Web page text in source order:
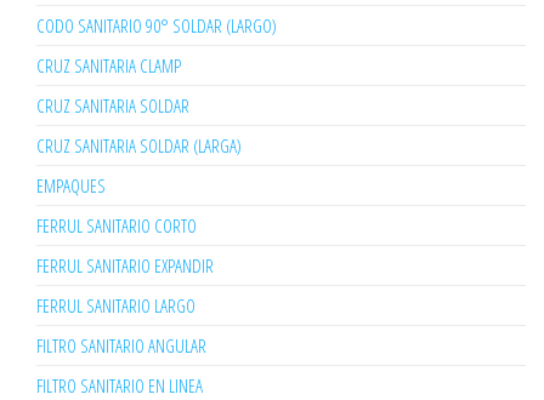
CODO SANITARIO 90° SOLDAR (LARGO)
CRUZ SANITARIA CLAMP
CRUZ SANITARIA SOLDAR
CRUZ SANITARIA SOLDAR (LARGA)
EMPAQUES
FERRUL SANITARIO CORTO
FERRUL SANITARIO EXPANDIR
FERRUL SANITARIO LARGO
FILTRO SANITARIO ANGULAR
FILTRO SANITARIO EN LINEA